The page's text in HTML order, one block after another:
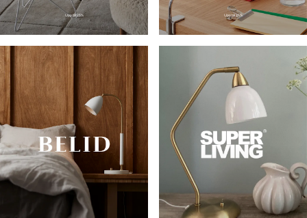
Upp till 25% Upp till 25%